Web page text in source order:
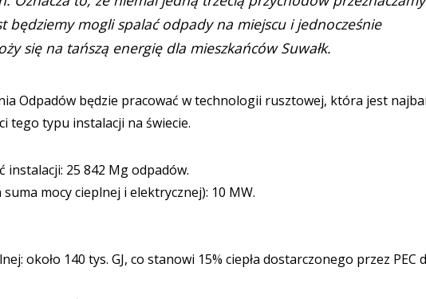
będziemy mogli spalać odpady na miejscu i jednocześnie
się na tańszą energię dla mieszkańców Suwałk.
Odpadów będzie pracować w technologii rusztowej, która jest
tego typu instalacji na świecie.
instalacji: 25 842 Mg odpadów.
mocy cieplnej i elektrycznej): 10 MW.
około 140 tys. GJ, co stanowi 15% ciepła dostarczonego przez PEC